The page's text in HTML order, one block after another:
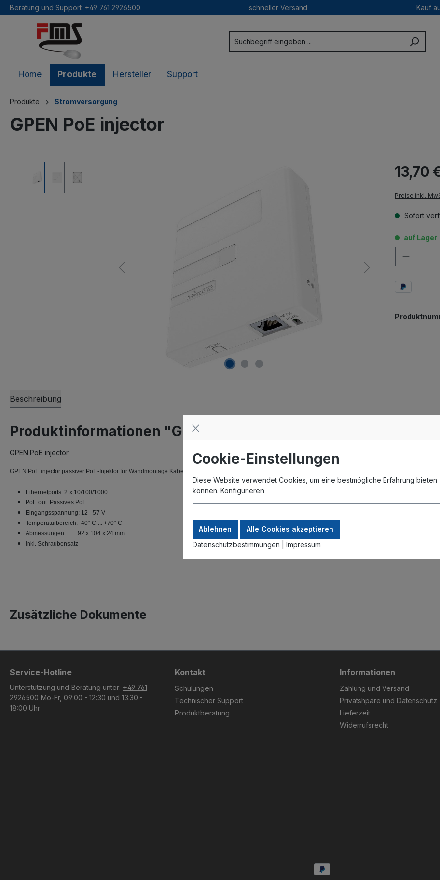
springen
Beratung und Support: +49 761 2926500 schneller Versand Kauf
Home Produkte Hersteller Support
Produkte Stromversorgung
GPEN PoE injector
13,70
Preise inkl.
Sofort
auf Lager
Beschreibung
Produktinformationen "GPEN PoE injector"
GPEN PoE injector
GPEN PoE injector passiver PoE-Injektor für Wandmontage Kabeldurchführung wahlweise an der Unterseite oder Wandseite
Ethernetports: 2 x 10/100/1000
PoE out: Passives PoE
Eingangsspannung: 12 - 57 V
Temperaturbereich: -40° C ... +70° C
Abmessungen:
92 x 104 x 24 mm
inkl. Schraubensatz
Zusätzliche Dokumente
Service-Hotline
Unterstützung und Beratung unter: +49 761
2926500 Mo-Fr, 09:00 - 12:30 und 13:30 -
18:00 Uhr
Kontakt
Schulungen
Technischer Support
Produktberatung
Informationen
Zahlung und Versand
Privatshpäre und Datenschutz
Lieferzeit
Widerrufsrecht
Cookie-Einstellungen
Diese Website verwendet Cookies, um eine bestmögliche Erfahrung bieten
können. Konfigurieren
Ablehnen
Alle Cookies akzeptieren
Datenschutzbestimmungen
Impressum